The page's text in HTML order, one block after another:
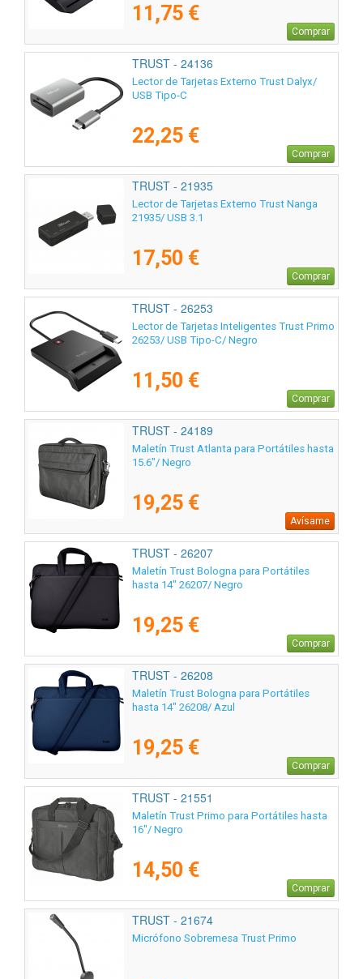
11,75 €
Comprar
TRUST - 24136
Lector de Tarjetas Externo Trust Dalyx/
USB Tipo-C
22,25 €
Comprar
TRUST - 21935
Lector de Tarjetas Externo Trust Nanga
21935/ USB 3.1
17,50 €
Comprar
TRUST - 26253
Lector de Tarjetas Inteligentes Trust Primo
26253/ USB Tipo-C/ Negro
11,50 €
Comprar
TRUST - 24189
Maletín Trust Atlanta para Portátiles hasta
15.6"/ Negro
19,25 €
Avísame
TRUST - 26207
Maletín Trust Bologna para Portátiles
hasta 14" 26207/ Negro
19,25 €
Comprar
TRUST - 26208
Maletín Trust Bologna para Portátiles
hasta 14" 26208/ Azul
19,25 €
Comprar
TRUST - 21551
Maletín Trust Primo para Portátiles hasta
16"/ Negro
14,50 €
Comprar
TRUST - 21674
Micrófono Sobremesa Trust Primo